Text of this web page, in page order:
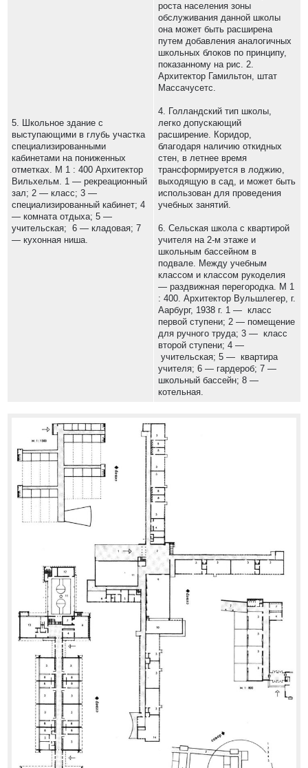
5. Школьное здание с
выступающими в глубь участка
специализированными
кабинетами на пониженных
отметках. М 1 : 400 Архитектор
Вильхельм. 1 — рекреационный
зал; 2 — класс; 3 —
специализированный кабинет; 4
— комната отдыха; 5 —
учительская; 6 — кладовая; 7
— кухонная ниша.
роста населения зоны
обслуживания данной школы
она может быть расширена
путем добавления аналогичных
школьных блоков по принципу,
показанному на рис. 2.
Архитектор Гамильтон, штат
Массачусетс.
4. Голландский тип школы,
легко допускающий
расширение. Коридор,
благодаря наличию откидных
стен, в летнее время
трансформируется в лоджию,
выходящую в сад, и может быть
использован для проведения
учебных занятий.
6. Сельская школа с квартирой
учителя на 2-м этаже и
школьным бассейном в
подвале. Между учебным
классом и классом рукоделия
— раздвижная перегородка. М 1
: 400. Архитектор Вульшлегер, г.
Аарбург, 1938 г. 1 — класс
первой ступени; 2 — помещение
для ручного труда; 3 — класс
второй ступени; 4 —
учительская; 5 — квартира
учителя; 6 — гардероб; 7 —
школьный бассейн; 8 —
котельная.